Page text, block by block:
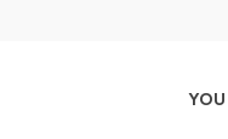
YOU